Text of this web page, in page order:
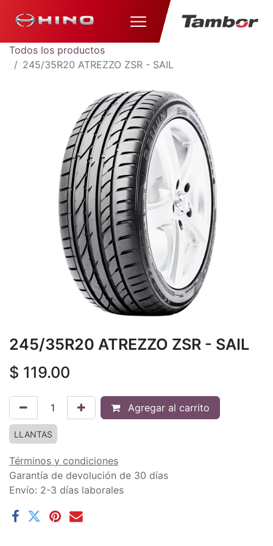
Todos los productos
245/35R20 ATREZZO ZSR - SAIL
245/35R20 ATREZZO ZSR - SAIL
$ 119.00
Agregar al carrito
LLANTAS
Términos y condiciones
Garantía de devolución de 30 días
Envío: 2-3 días laborales